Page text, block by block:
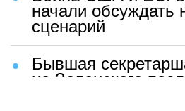
начали
сценарий
Бывшая
на Зеленского